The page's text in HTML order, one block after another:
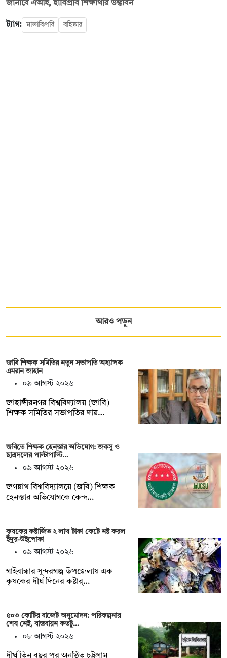
জানাবে এআই, হাবিপ্রবি শিক্ষার্থীর উদ্ভাবন
ট্যাগ: মাভাবিপ্রবি বহিষ্কার
আরও পড়ুন
জাবি শিক্ষক সমিতির নতুন সভাপতি অধ্যাপক
এমরান জাহান
০৯ আগস্ট ২০২৬
জাহাঙ্গীরনগর বিশ্ববিদ্যালয় (জাবি)
শিক্ষক সমিতির সভাপতির দায়…
জবিতে শিক্ষক হেনস্তার অভিযোগ: জকসু ও
ছাত্রদলের পাল্টাপাল্টি…
০৯ আগস্ট ২০২৬
জগন্নাথ বিশ্ববিদ্যালয়ে (জবি) শিক্ষক
হেনস্তার অভিযোগকে কেন্দ…
কৃষকের কষ্টার্জিত ২ লাখ টাকা কেটে নষ্ট করল
ইঁদুর-উইপোকা
০৯ আগস্ট ২০২৬
গাইবান্ধার সুন্দরগঞ্জ উপজেলায় এক
কৃষকের দীর্ঘ দিনের কষ্টার্…
৫০৩ কোটির বাজেট অনুমোদন: পরিকল্পনার
শেষ নেই, বাস্তবায়ন কতটু…
০৮ আগস্ট ২০২৬
দীর্ঘ তিন বছর পর অনুষ্ঠিত চট্টগ্রাম